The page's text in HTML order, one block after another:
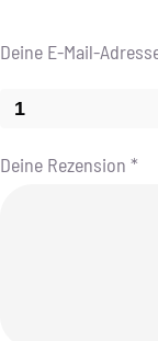
Deine E-Mail-
1
Deine Rezension *